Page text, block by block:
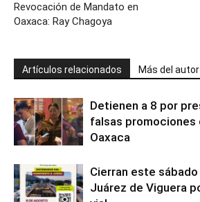
Revocación de Mandato en
Oaxaca: Ray Chagoya
Artículos relacionados Más del autor
Detienen a 8 por
falsas promociones
Oaxaca
Cierran este
Juárez de Viguera